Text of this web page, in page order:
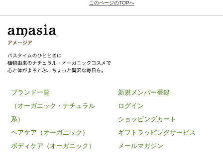
このページのTOPへ
ブランド一覧
（オーガニック・ナチュラル
系）
ヘアケア（オーガニック）
ボディケア（オーガニック）
新規メンバー登録
ログイン
ショッピングカート
ギフトラッピングサービス
メールマガジン